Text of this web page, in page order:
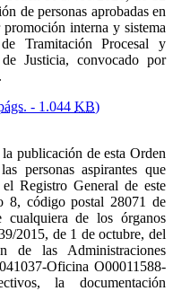
de personas aprobadas en
interna y sistema
Tramitación Procesal y
Justicia, convocado por
- 1.044 KB)
publicación de esta Orden
personas aspirantes que
Registro General de este
8, código postal 28071 de
de los órganos
2015, de 1 de octubre, del
de las Administraciones
Oficina O00011588-
la documentación